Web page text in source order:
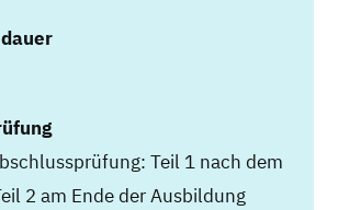
Teil 1 nach dem
2 am Ende der Ausbildung